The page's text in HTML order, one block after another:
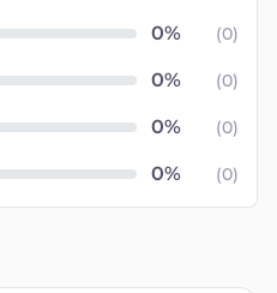
(0)
(0)
(0)
(0)